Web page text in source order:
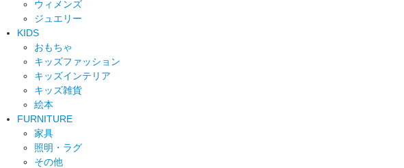
ウィメンズ
ジュエリー
KIDS
おもちゃ
キッズファッション
キッズインテリア
キッズ雑貨
絵本
FURNITURE
家具
照明・ラグ
その他